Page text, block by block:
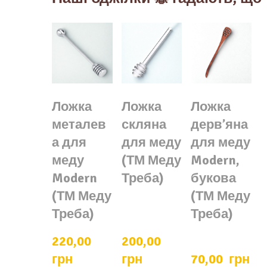
Ложка
металев
а для
меду
Modern
(ТМ Меду
Треба)
220,00
грн
Ложка
скляна
для меду
(ТМ Меду
Треба)
200,00
грн
Ложка
дервʼяна
для меду
Modern,
букова
(ТМ Меду
Треба)
70,00  грн